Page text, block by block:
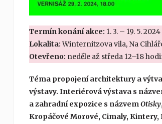
Termín konání akce: 1. 3. – 19. 5. 2024
Lokalita:Winternitzova vila, Na
Otevřeno: neděle až středa 12–18
Téma propojení architektury a
výstavy. Interiérová výstava s
a zahradní expozice s názvemOtisky
Kropáčové Morové, Cimaly,